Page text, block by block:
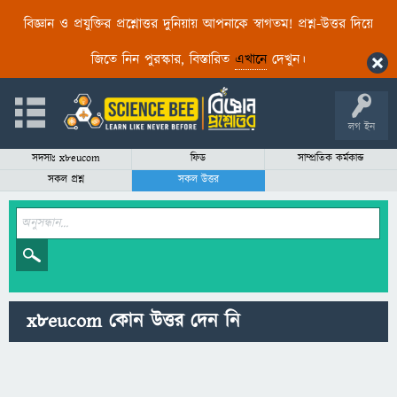
বিজ্ঞান ও প্রযুক্তির প্রশ্নোত্তর দুনিয়ায় আপনাকে স্বাগতম! প্রশ্ন-উত্তর দিয়ে
জিতে নিন পুরস্কার, বিস্তারিত এখানেদেখুন।
লগ ইন
সদস্যঃ x8eucom ফিড
সাম্প্রতিক কর্মকান্ড
সকল প্রশ্ন
সকল উত্তর
x8eucom কোন উত্তর দেন নি